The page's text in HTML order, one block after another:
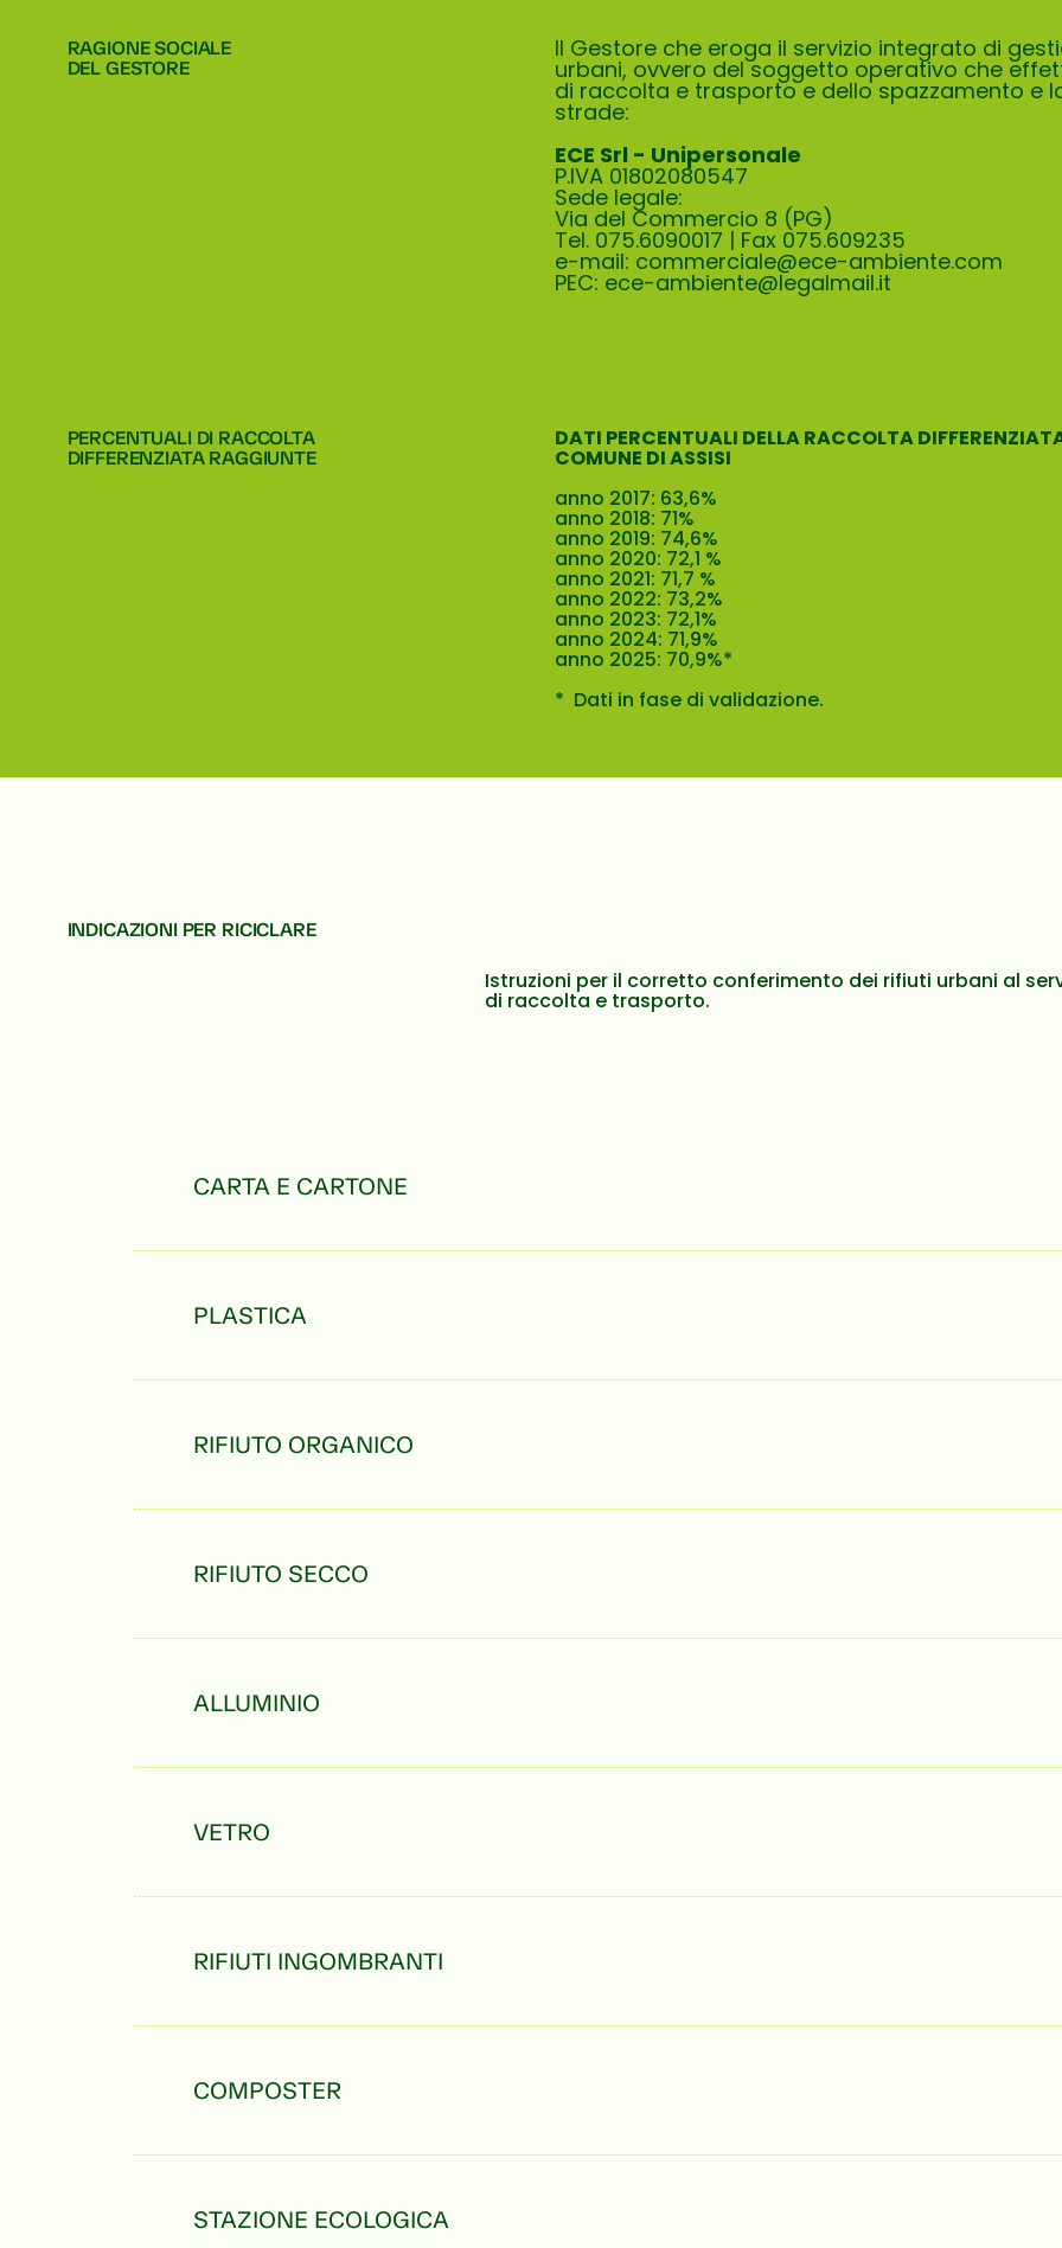
PERCENTUALI DI RACCOLTA
DIFFERENZIATA RAGGIUNTE
DATI PERCENTUALI DELLA RACCOLTA
COMUNE DI ASSISI
anno 2017: 63,6%
anno 2018: 71%
anno 2019: 74,6%
anno 2020: 72,1 %
anno 2021: 71,7 %
anno 2022: 73,2%
anno 2023: 72,1%
anno 2024: 71,9%
anno 2025: 70,9%*
* Dati in fase di validazione.
RAGIONE SOCIALE
DEL GESTORE
Il Gestore che eroga il servizio integrato di
urbani, ovvero del soggetto operativo che
di raccolta e trasporto e dello spazzamento e
strade:
ECE Srl - Unipersonale
P.IVA 01802080547
Sede legale:
Via del Commercio 8 (PG)
Tel. 075.6090017 | Fax 075.609235
e-mail: commerciale@ece-ambiente.com
PEC: ece-ambiente@legalmail.it
INDICAZIONI PER RICICLARE
Istruzioni per il corretto conferimento dei rifiuti urbani al
di raccolta e trasporto.
CARTA E CARTONE
PLASTICA
RIFIUTO ORGANICO
RIFIUTO SECCO
ALLUMINIO
VETRO
RIFIUTI INGOMBRANTI
COMPOSTER
STAZIONE ECOLOGICA